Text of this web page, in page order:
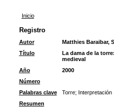
Inicio
Registro
Autor
Matthies Baraibar,
Título
La dama de la
medieval
Año
2000
Número
Palabras clave
Torre; Interpretación
Resumen